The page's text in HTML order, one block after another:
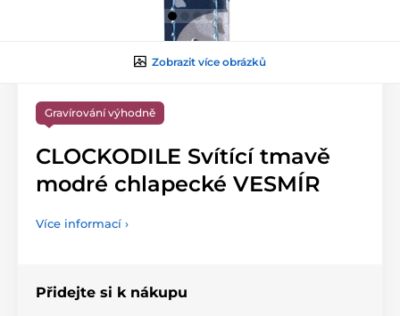
Zobrazit více obrázků
Gravírování výhodně
CLOCKODILE Svítící tmavě
modré chlapecké VESMÍR
Více informací ›
Přidejte si k nákupu